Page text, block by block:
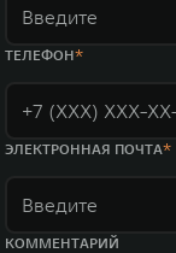
ТЕЛЕФОН
ЭЛЕКТРОННАЯ ПОЧТА
КОММЕНТАРИЙ